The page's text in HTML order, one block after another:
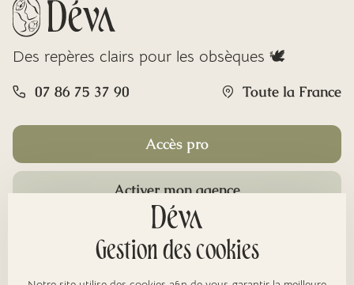
Des repères clairs pour les obsèques 🕊️
07 86 75 37 90 Toute la France
Accès pro
Activer mon agence
Gestion des cookies